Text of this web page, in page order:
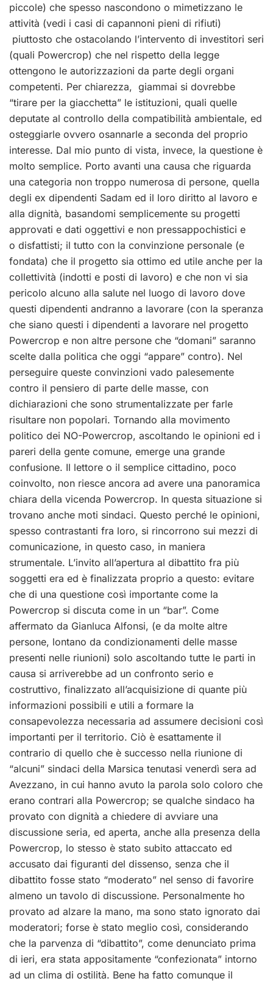
piccole) che spesso nascondono o mimetizzano le
attività (vedi i casi di capannoni pieni di rifiuti)
piuttosto che ostacolando l’intervento di investitori seri
(quali Powercrop) che nel rispetto della legge
ottengono le autorizzazioni da parte degli organi
competenti. Per chiarezza, giammai si dovrebbe
“tirare per la giacchetta” le istituzioni, quali quelle
deputate al controllo della compatibilità ambientale, ed
osteggiarle ovvero osannarle a seconda del proprio
interesse. Dal mio punto di vista, invece, la questione è
molto semplice. Porto avanti una causa che riguarda
una categoria non troppo numerosa di persone, quella
degli ex dipendenti Sadam ed il loro diritto al lavoro e
alla dignità, basandomi semplicemente su progetti
approvati e dati oggettivi e non pressappochistici e
o disfattisti; il tutto con la convinzione personale (e
fondata) che il progetto sia ottimo ed utile anche per la
collettività (indotti e posti di lavoro) e che non vi sia
pericolo alcuno alla salute nel luogo di lavoro dove
questi dipendenti andranno a lavorare (con la speranza
che siano questi i dipendenti a lavorare nel progetto
Powercrop e non altre persone che “domani” saranno
scelte dalla politica che oggi “appare” contro). Nel
perseguire queste convinzioni vado palesemente
contro il pensiero di parte delle masse, con
dichiarazioni che sono strumentalizzate per farle
risultare non popolari. Tornando alla movimento
politico dei NO-Powercrop, ascoltando le opinioni ed i
pareri della gente comune, emerge una grande
confusione. Il lettore o il semplice cittadino, poco
coinvolto, non riesce ancora ad avere una panoramica
chiara della vicenda Powercrop. In questa situazione si
trovano anche moti sindaci. Questo perché le opinioni,
spesso contrastanti fra loro, si rincorrono sui mezzi di
comunicazione, in questo caso, in maniera
strumentale. L’invito all’apertura al dibattito fra più
soggetti era ed è finalizzata proprio a questo: evitare
che di una questione così importante come la
Powercrop si discuta come in un “bar”. Come
affermato da Gianluca Alfonsi, (e da molte altre
persone, lontano da condizionamenti delle masse
presenti nelle riunioni) solo ascoltando tutte le parti in
causa si arriverebbe ad un confronto serio e
costruttivo, finalizzato all’acquisizione di quante più
informazioni possibili e utili a formare la
consapevolezza necessaria ad assumere decisioni così
importanti per il territorio. Ciò è esattamente il
contrario di quello che è successo nella riunione di
“alcuni” sindaci della Marsica tenutasi venerdì sera ad
Avezzano, in cui hanno avuto la parola solo coloro che
erano contrari alla Powercrop; se qualche sindaco ha
provato con dignità a chiedere di avviare una
discussione seria, ed aperta, anche alla presenza della
Powercrop, lo stesso è stato subito attaccato ed
accusato dai figuranti del dissenso, senza che il
dibattito fosse stato “moderato” nel senso di favorire
almeno un tavolo di discussione. Personalmente ho
provato ad alzare la mano, ma sono stato ignorato dai
moderatori; forse è stato meglio così, considerando
che la parvenza di “dibattito”, come denunciato prima
di ieri, era stata appositamente “confezionata” intorno
ad un clima di ostilità. Bene ha fatto comunque il